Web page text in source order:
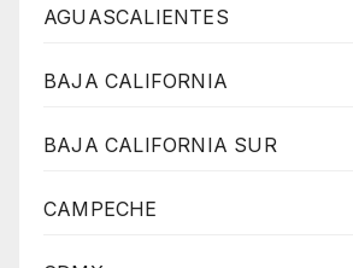
AGUASCALIENTES
BAJA CALIFORNIA
BAJA CALIFORNIA SUR
CAMPECHE